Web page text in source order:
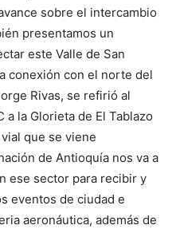
sobre el intercambio
presentamos un
este Valle de San
conexión con el norte del
Rivas, se refirió al
la Glorieta de El Tablazo
que se viene
de Antioquía nos va a
ese sector para recibir y
eventos de ciudad e
aeronáutica, además de